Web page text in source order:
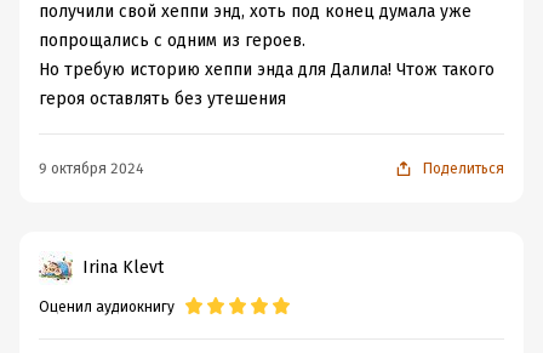
получили свой хеппи энд, хоть под конец думала уже
попрощались с одним из героев.
Но требую историю хеппи энда для Далила! Чтож такого
героя оставлять без утешения
9 октября 2024 Поделиться
Irina Klevt
Оценил аудиокнигу